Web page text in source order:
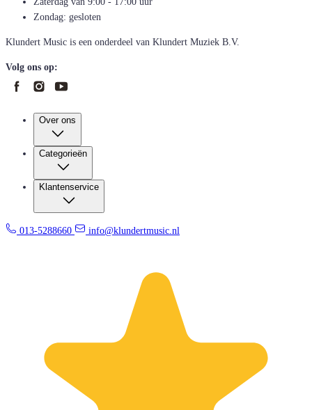
Zondag: gesloten
Klundert Music is een onderdeel van Klundert Muziek B.V.
Volg ons op:
Over ons
Categorieën
Klantenservice
013-5288660 info@klundertmusic.nl